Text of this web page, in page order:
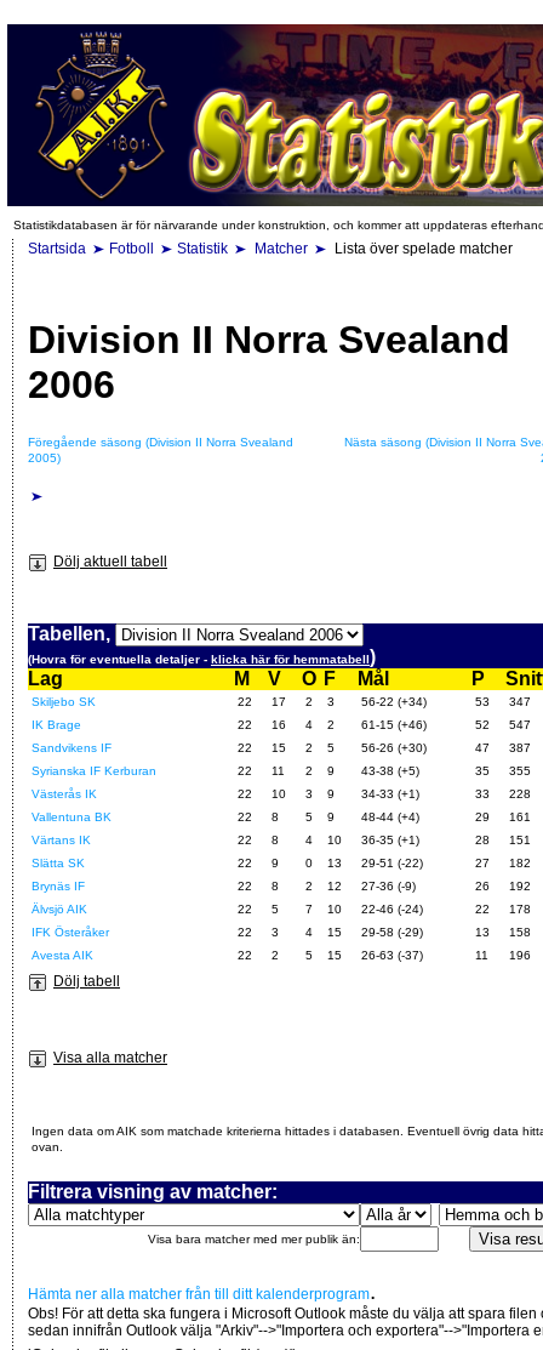
Statistikdatabasen är för närvarande under konstruktion, och kommer att uppdateras
Startsida Fotboll Statistik Matcher Lista över spelade matcher
Division II Norra Svealand
2006
Föregående säsong (Division II Norra Svealand
2005)
Nästa säsong (Division II Norra
Dölj aktuell tabell
Tabellen,
(Hovra för eventuella detaljer - klicka här för hemmatabell)
Lag
M V O F Mål P
Skiljebo SK 22 17 2 3 56-22 (+34) 53
347
IK Brage
22 16 4 2 61-15 (+46) 52
547
Sandvikens IF
22 15 2 5 56-26 (+30) 47
387
Syrianska IF Kerburan
22 11 2 9 43-38 (+5) 35
355
Västerås IK
22 10 3 9 34-33 (+1) 33
228
Vallentuna BK
22 8 5 9 48-44 (+4) 29
161
Värtans IK
22 8 4 10 36-35 (+1) 28
151
Slätta SK
22 9 0 13 29-51 (-22) 27
182
Brynäs IF
22 8 2 12 27-36 (-9) 26
192
Älvsjö AIK
22 5 7 10 22-46 (-24) 22
178
IFK Österåker
22 3 4 15 29-58 (-29) 13
158
Avesta AIK
22 2 5 15 26-63 (-37) 11 196
Dölj tabell
Visa alla matcher
Ingen data om AIK som matchade kriterierna hittades i databasen. Eventuell övrig data
ovan.
Filtrera visning av matcher:
Visa bara matcher med mer publik än:
Hämta ner alla matcher från till ditt kalenderprogram.
Obs! För att detta ska fungera i Microsoft Outlook måste du välja att spara filen
sedan innifrån Outlook välja "Arkiv"-->"Importera och exportera"-->"Importera